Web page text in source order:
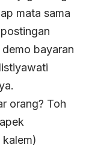
mata sama
bayaran
orang? Toh